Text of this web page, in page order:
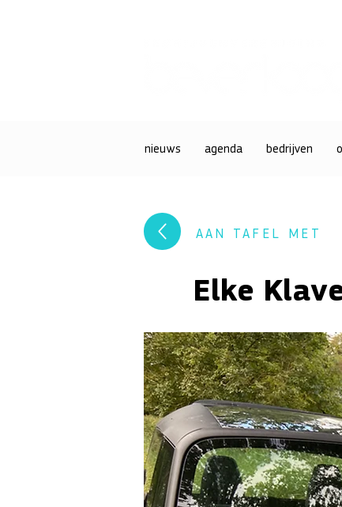
nieuws agenda bedrijven
AAN TAFEL MET
Elke